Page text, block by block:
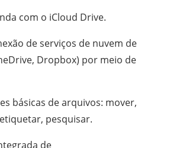
com o iCloud Drive.
de serviços de nuvem de
Dropbox) por meio de
básicas de arquivos: mover,
pesquisar.
de